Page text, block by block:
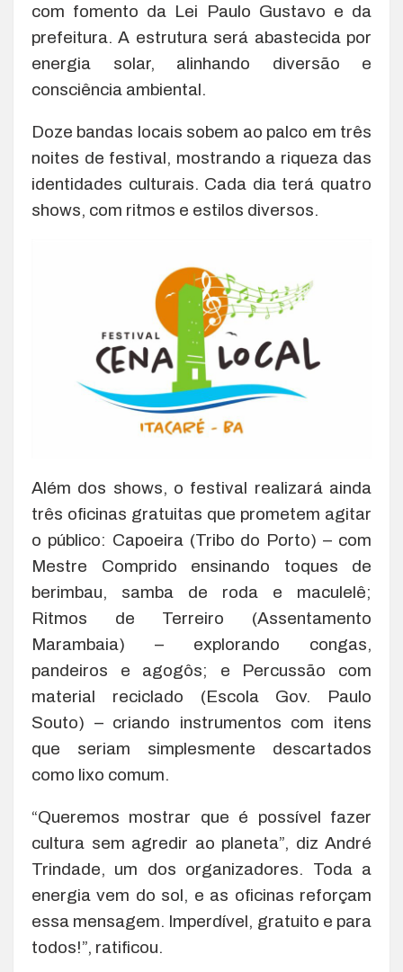
com fomento da Lei Paulo Gustavo e da
prefeitura. A estrutura será abastecida por
energia solar, alinhando diversão e
consciência ambiental.
Doze bandas locais sobem ao palco em três
noites de festival, mostrando a riqueza das
identidades culturais. Cada dia terá quatro
shows, com ritmos e estilos diversos.
Além dos shows, o festival realizará ainda
três oficinas gratuitas que prometem agitar
o público: Capoeira (Tribo do Porto) – com
Mestre Comprido ensinando toques de
berimbau, samba de roda e maculelê;
Ritmos de Terreiro (Assentamento
Marambaia) – explorando congas,
pandeiros e agogôs; e Percussão com
material reciclado (Escola Gov. Paulo
Souto) – criando instrumentos com itens
que seriam simplesmente descartados
como lixo comum.
“Queremos mostrar que é possível fazer
cultura sem agredir ao planeta”, diz André
Trindade, um dos organizadores. Toda a
energia vem do sol, e as oficinas reforçam
essa mensagem. Imperdível, gratuito e para
todos!”, ratificou.